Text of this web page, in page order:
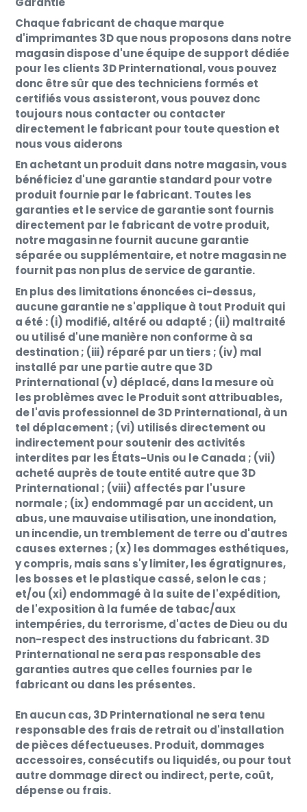
Chaque fabricant de chaque marque
d'imprimantes 3D que nous proposons dans notre
magasin dispose d'uneéquipe de support dédiée
pour les clients 3D Printernational, vous pouvez
donc être sûr que des techniciens formés et
certifiésvous assisteront, vous pouvez donc
toujours nous contacter ou contacter
directement le fabricant pour toute question et
nous vous aiderons
En achetant un produit dans notre magasin, vous
bénéficiez d'une garantie standard pour votre
produit fournie par le fabricant. Toutes les
garanties et le service de garantie sont fournis
directement par le fabricant de votre produit,
notre magasin ne fournit aucune garantie
séparée ou supplémentaire, et notre magasin ne
fournit pas non plus de service de garantie.
En plus des limitations énoncées ci-dessus,
aucune garantie ne s'applique à tout Produit qui
a été : (i) modifié, altéré ou adapté ; (ii) maltraité
ou utilisé d'une manière non conforme à sa
destination ; (iii) réparé par un tiers ; (iv) mal
installé par une partie autre que 3D
Printernational (v) déplacé, dans la mesure où
les problèmes avec le Produit sont attribuables,
de l'avis professionnel de 3D Printernational, à un
tel déplacement ; (vi) utilisés directement ou
indirectement pour soutenir des activités
interdites par les États-Unis ou le Canada ; (vii)
acheté auprès de toute entité autre que 3D
Printernational ; (viii) affectés par l'usure
normale ; (ix) endommagé par un accident, un
abus, une mauvaise utilisation, une inondation,
un incendie, un tremblement de terre ou d'autres
causes externes ; (x) les dommages esthétiques,
y compris, mais sans s'y limiter, les égratignures,
les bosses et le plastique cassé, selon le cas ;
et/ou (xi) endommagé à la suite de l'expédition,
de l'exposition à la fumée de tabac/aux
intempéries, du terrorisme, d'actes de Dieu ou du
non-respect des instructions du fabricant. 3D
Printernational ne sera pas responsable des
garanties autres que celles fournies par le
fabricant ou dans les présentes.
En aucun cas, 3D Printernational ne sera tenu
responsable des frais de retrait ou d'installation
de pièces défectueuses. Produit, dommages
accessoires, consécutifs ou liquidés, ou pour tout
autre dommage direct ou indirect, perte, coût,
dépense ou frais.